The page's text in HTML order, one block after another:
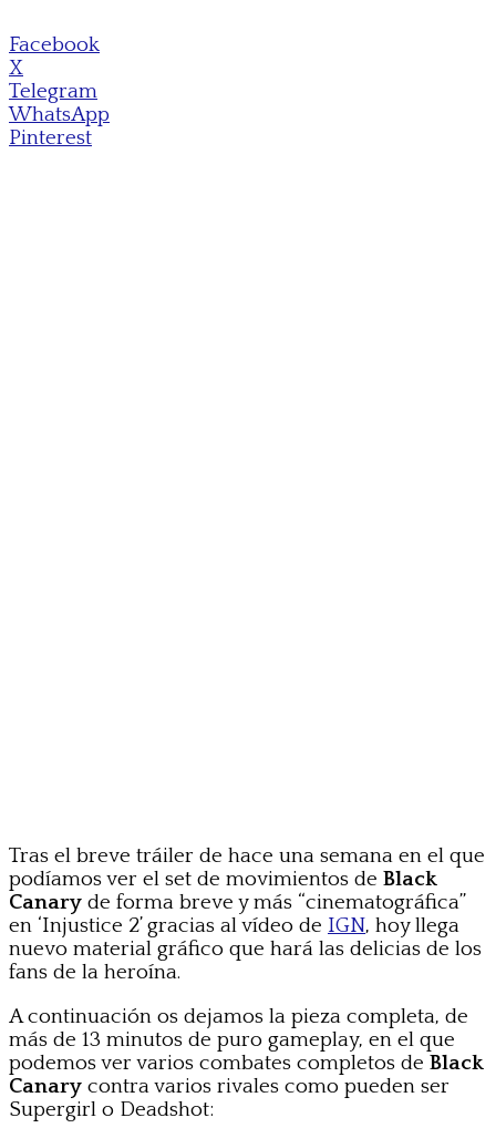
Facebook
X
Telegram
WhatsApp
Pinterest
Tras el breve tráiler de hace una semana en el que
podíamos ver el set de movimientos de Black
Canary de forma breve y más “cinematográfica”
en ‘Injustice 2’ gracias al vídeo de IGN, hoy llega
nuevo material gráfico que hará las delicias de los
fans de la heroína.
A continuación os dejamos la pieza completa, de
más de 13 minutos de puro gameplay, en el que
podemos ver varios combates completos de Black
Canary contra varios rivales como pueden ser
Supergirl o Deadshot: